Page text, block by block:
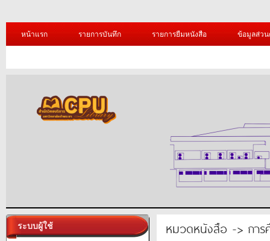
หน้าแรก รายการบันทึก รายการยืมหนังสือ ข้อมูลส่ว
ระบบผู้ใช้ หมวดหนังสือ -> การ